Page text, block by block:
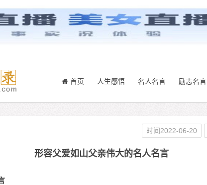
首页 人生感悟 名人名言 励志名言
形容父爱如山父亲伟大的名人名言
时间2022-06-20